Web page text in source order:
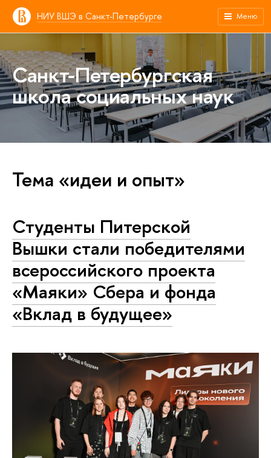
НИУ ВШЭ в Санкт-Петербурге Меню
Санкт-Петербургская
школа социальных наук
Тема «идеи и опыт»
Студенты Питерской
Вышки стали победителями
всероссийского проекта
«Маяки» Сбера и фонда
«Вклад в будущее»